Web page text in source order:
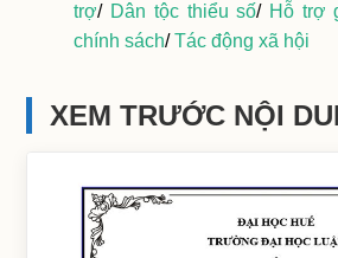
trợ/ Dân tộc thiểu số/ Hỗ trợ
chính sách/Tác động xã hội
XEM TRƯỚC NỘI